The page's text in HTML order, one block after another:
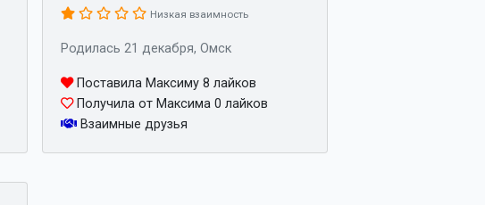
Низкая взаимность
Родилась 21 декабря, Омск
Поставила Максиму 8 лайков
Получила от Максима 0 лайков
Взаимные друзья